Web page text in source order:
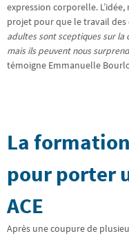
expression corporelle.
projet pour que le travail des
adultes sont sceptiques sur
mais ils peuvent nous
témoigne Emmanuelle
La
pour porter
ACE
Après une coupure de